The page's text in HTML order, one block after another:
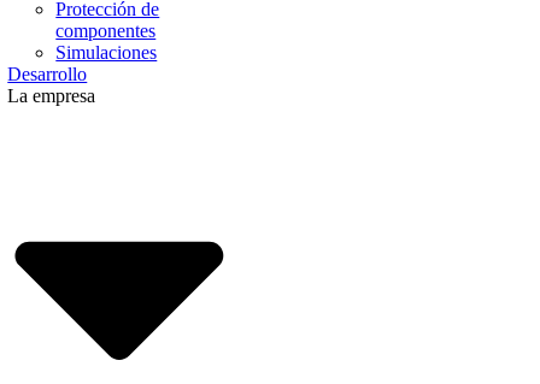
Protección de
componentes
Simulaciones
Desarrollo
La empresa